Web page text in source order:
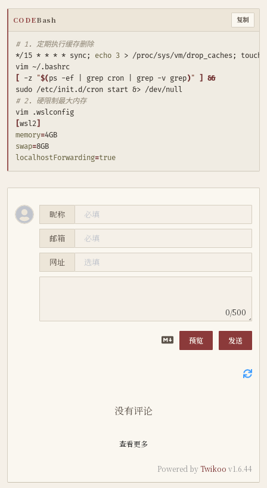
CODEBash 复制
# 1. 定期执行缓存删除
*/15 * * * * sync; echo 3 > /proc/sys/vm/drop_caches;
[ -z "$(ps -ef grep cron grep -v grep)" ]
&&
sudo /etc/init.d/cron start &
# 2. 硬限制最大内存
[wsl2]
memory=
swap=
localhostForwarding=true
昵称
邮箱
网址
0/500
预览 发送
没有评论
查看更多
Powered byTwikoo v1.6.44